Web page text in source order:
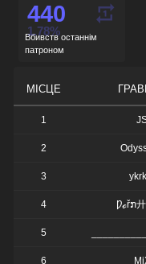
440
Вбивств останнім
патроном
1.78%
МІСЦЕ
1
2
3
4 Ƿℴřກ
5
6